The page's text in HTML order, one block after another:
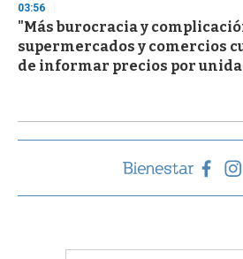
03:56
"Más burocracia y
supermercados y comercios
de informar precios por